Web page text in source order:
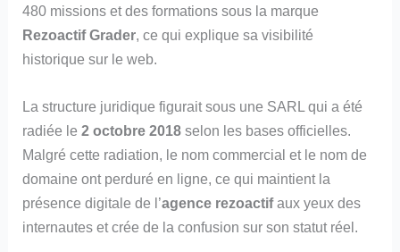
480 missions et des formations sous la marque
Rezoactif Grader, ce qui explique sa visibilité
historique sur le web.
La structure juridique figurait sous une SARL qui a été
radiée le2 octobre 2018 selon les bases officielles.
Malgré cette radiation, le nom commercial et le nom de
domaine ont perduré en ligne, ce qui maintient la
présence digitale de l’agence rezoactifaux yeux des
internautes et crée de la confusion sur son statut réel.